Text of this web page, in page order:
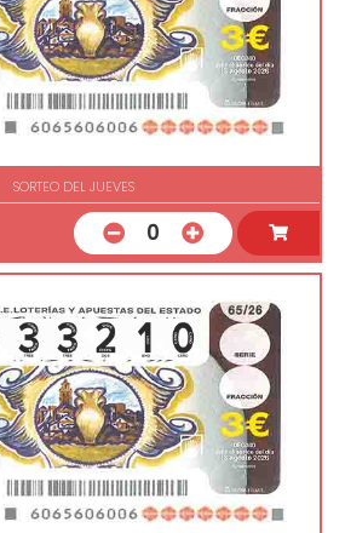
SORTEO DEL JUEVES
0